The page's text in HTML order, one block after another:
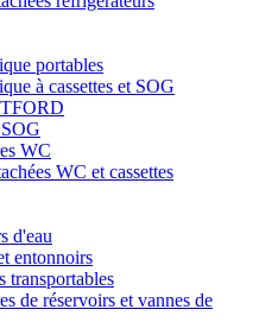
portables
à cassettes et SOG
WC
WC et cassettes
d'eau
entonnoirs
transportables
de réservoirs et vannes de